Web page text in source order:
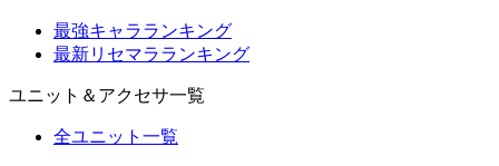
最強キャラランキング
最新リセマラランキング
ユニット＆アクセサ一覧
全ユニット一覧